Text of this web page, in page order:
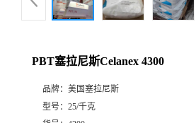
PBT塞拉尼斯Celanex 4300
品牌： 美国塞拉尼斯
型号： 25/千克